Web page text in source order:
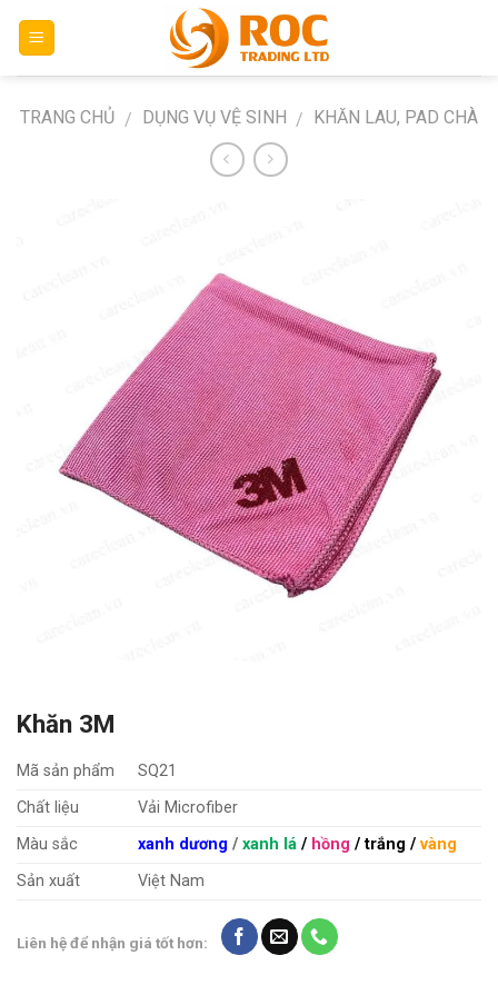
TRANG CHỦ / DỤNG VỤ VỆ SINH / KHĂN LAU, PAD CHÀ
Khăn 3M
Mã sản phẩm
SQ21
Chất liệu
Vải Microfiber
Màu sắc
xanh dương /xanh lá / hồng / trắng /vàng
Sản xuất
Việt Nam
Liên hệ để nhận giá tốt hơn: